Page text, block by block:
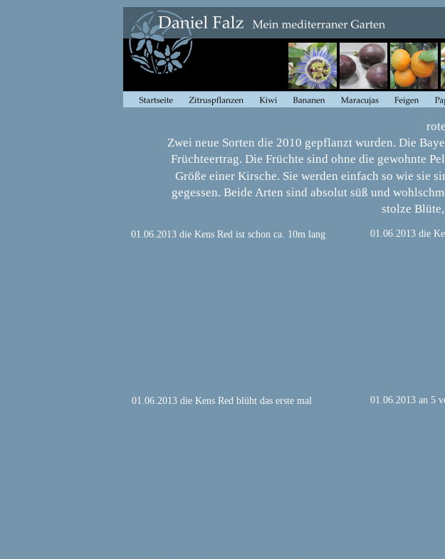
01.06.2013 die Kens Red ist schon ca. 10m lang
Zwei neue Sorten die 2010 gepflanzt wurden. Die
Früchteertrag. Die Früchte sind ohne die gewohnte
Größe einer Kirsche. Sie werden einfach so wie sie
gegessen. Beide Arten sind absolut süß und
stolze
01.06.2013 die
01.06.2013 an 5
01.06.2013 die Kens Red blüht das erste mal